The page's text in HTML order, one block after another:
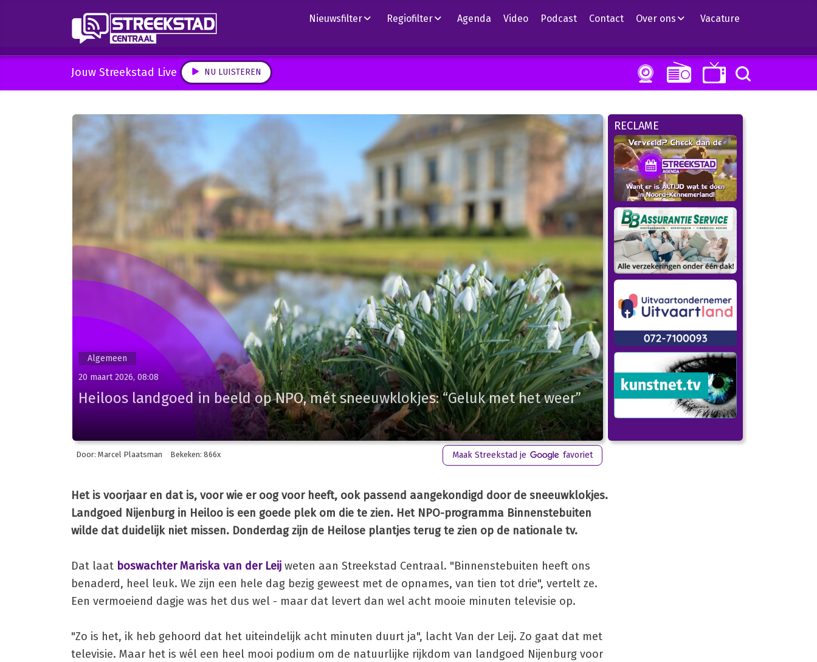
Nieuwsfilter Regiofilter Agenda Video Podcast Contact Over ons Vacature
Jouw Streekstad Live NU LUISTEREN
RECLAME
Algemeen
20 maart 2026, 08:08
Heiloos landgoed in beeld op NPO, mét sneeuwklokjes: “Geluk met het weer”
Door: Marcel Plaatsman Bekeken: 866x Maak Streekstad je favoriet
Het is voorjaar en dat is, voor wie er oog voor heeft, ook passend aangekondigd door de sneeuwklokjes.
Landgoed Nijenburg in Heiloo is een goede plek om die te zien. Het NPO-programma Binnenstebuiten
wilde dat duidelijk niet missen. Donderdag zijn de Heilose plantjes terug te zien op de nationale tv.
Dat laat boswachter Mariska van der Leij weten aan Streekstad Centraal. "Binnenstebuiten heeft ons
benaderd, heel leuk. We zijn een hele dag bezig geweest met de opnames, van tien tot drie", vertelt ze.
Een vermoeiend dagje was het dus wel - maar dat levert dan wel acht mooie minuten televisie op.
"Zo is het, ik heb gehoord dat het uiteindelijk acht minuten duurt ja", lacht Van der Leij. Zo gaat dat met
televisie. Maar het is wél een heel mooi podium om de natuurlijke rijkdom van landgoed Nijenburg voor